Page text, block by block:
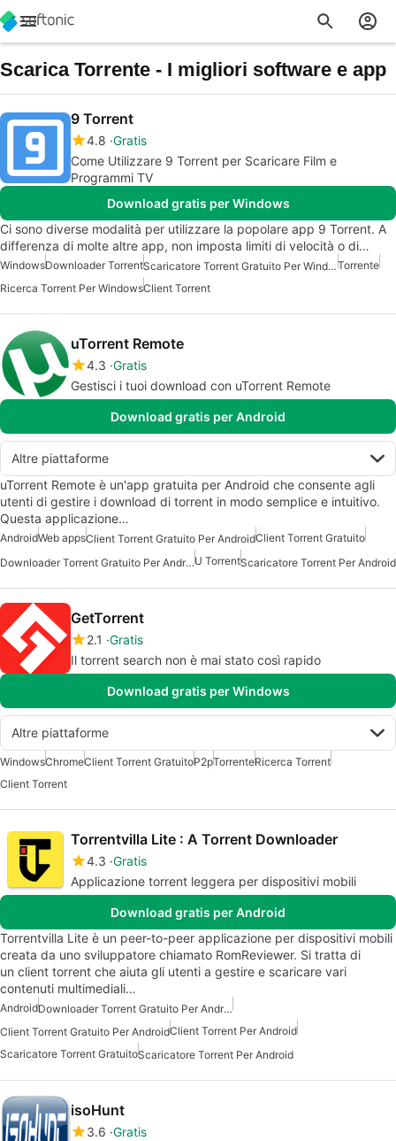
Scarica Torrente - I migliori software e app
9 Torrent
4.8 Gratis
Come Utilizzare 9 Torrent per Scaricare Film e
Programmi TV
Download gratis per Windows
Ci sono diverse modalità per utilizzare la popolare app 9 Torrent. A
differenza di molte altre app, non imposta limiti di velocità o di…
WindowsDownloader Torrent Scaricatore Torrent Gratuito Per WindowsTorrente
Ricerca Torrent Per WindowsClient Torrent
uTorrent Remote
4.3 Gratis
Gestisci i tuoi download con uTorrent Remote
Download gratis per Android
Altre piattaforme
uTorrent Remote è un'app gratuita per Android che consente agli
utenti di gestire i download di torrent in modo semplice e intuitivo.
Questa applicazione…
AndroidWeb appsClient Torrent Gratuito Per AndroidClient Torrent Gratuito
Downloader Torrent Gratuito Per AndroidU TorrentScaricatore Torrent Per Android
GetTorrent
2.1 Gratis
Il torrent search non è mai stato così rapido
Download gratis per Windows
Altre piattaforme
WindowsChromeClient Torrent GratuitoP2pTorrenteRicerca Torrent
Client Torrent
Torrentvilla Lite : A Torrent Downloader
4.3 Gratis
Applicazione torrent leggera per dispositivi mobili
Download gratis per Android
Torrentvilla Lite è un peer-to-peer applicazione per dispositivi mobili
creata da uno sviluppatore chiamato RomReviewer. Si tratta di
un client torrent che aiuta gli utenti a gestire e scaricare vari
contenuti multimediali…
Android
Downloader Torrent Gratuito Per Android
Client Torrent Gratuito Per AndroidClient Torrent Per Android
Scaricatore Torrent GratuitoScaricatore Torrent Per Android
isoHunt
3.6 Gratis